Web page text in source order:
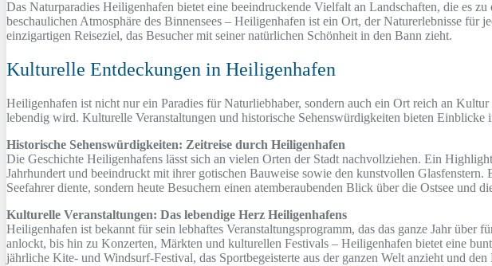
Das Naturparadies Heiligenhafen bietet eine beeindruckende Vielfalt an Landschaften, die es
beschaulichen Atmosphäre des Binnensees – Heiligenhafen ist ein Ort, der Naturerlebnisse
einzigartigen Reiseziel, das Besucher mit seiner natürlichen Schönheit in den Bann zieht.
Kulturelle Entdeckungen in Heiligenhafen
Heiligenhafen ist nicht nur ein Paradies für Naturliebhaber, sondern auch ein Ort reich an
lebendig wird. Kulturelle Veranstaltungen und historische Sehenswürdigkeiten bieten
Historische Sehenswürdigkeiten: Zeitreise durch Heiligenhafen
Die Geschichte Heiligenhafens lässt sich an vielen Orten der Stadt nachvollziehen. Ein
Jahrhundert und beeindruckt mit ihrer gotischen Bauweise sowie den kunstvollen
Seefahrer diente, sondern heute Besuchern einen atemberaubenden Blick über die Ostsee und
Kulturelle Veranstaltungen: Das lebendige Herz Heiligenhafens
Heiligenhafen ist bekannt für sein lebhaftes Veranstaltungsprogramm, das das ganze Jahr
anlockt, bis hin zu Konzerten, Märkten und kulturellen Festivals – Heiligenhafen bietet eine
jährliche Kite- und Windsurf-Festival, das Sportbegeisterte aus der ganzen Welt anzieht und